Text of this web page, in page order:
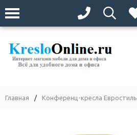
Главная / Конференц-кресла Евростиль